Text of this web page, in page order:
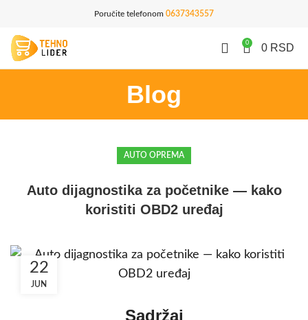
Poručite telefonom 0637343557
0 0 RSD
Blog
AUTO OPREMA
Auto dijagnostika za početnike — kako
koristiti OBD2 uređaj
22
JUN
Sadržaj